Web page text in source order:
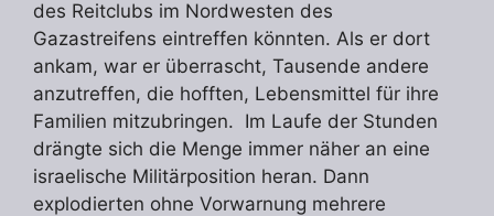
des Reitclubs im Nordwesten des
Gazastreifens eintreffen könnten. Als er dort
ankam, war er überrascht, Tausende andere
anzutreffen, die hofften, Lebensmittel für ihre
Familien mitzubringen. Im Laufe der Stunden
drängte sich die Menge immer näher an eine
israelische Militärposition heran. Dann
explodierten ohne Vorwarnung mehrere